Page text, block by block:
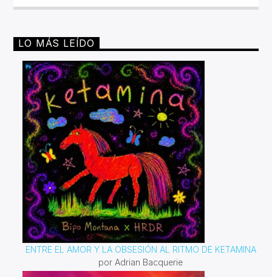
LO MÁS LEÍDO
ENTRE EL AMOR Y LA OBSESIÓN AL RITMO DE KETAMINA
por Adrian Bacquerie